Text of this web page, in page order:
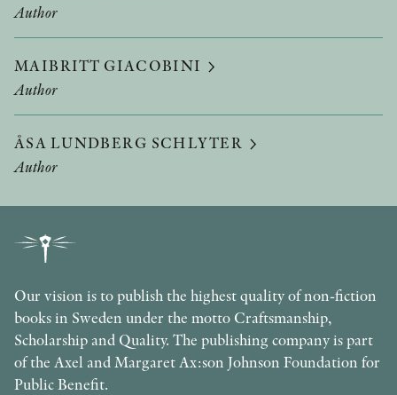
Author
MAIBRITT GIACOBINI
Author
ÅSA LUNDBERG SCHLYTER
Author
Our vision is to publish the highest quality of non-fiction
books in Sweden under the motto Craftsmanship,
Scholarship and Quality. The publishing company is part
of the Axel and Margaret Ax:son Johnson Foundation for
Public Benefit.